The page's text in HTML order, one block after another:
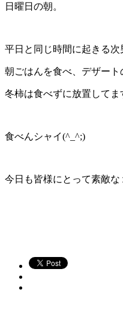
日曜日の朝。
平日と同じ時間に起きる次
朝ごはんを食べ、デザート
冬柿は食べずに放置してま
食べんシャイ(^_^;)
今日も皆様にとって素敵